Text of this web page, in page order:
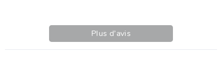
Plus d’avis